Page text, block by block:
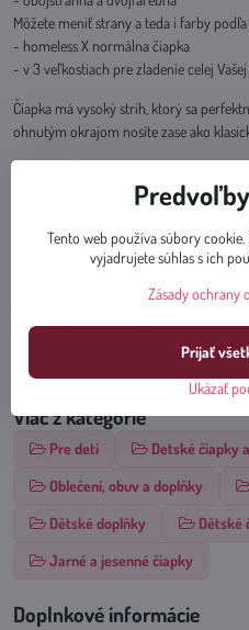
Môžete meniť strany a teda i farby
- homeless X normálna čiapka
- v 3 veľkostiach pre zladenie celej
Čiapka má vysoký strih, ktorý sa
ohnutým okrajom nosíte zase ako
S: šírka 21 cm, výška 21 cm
M: šírka 23 cm, výška 25 cm
L: šírka 25 cm, výška 27 cm
Viac z kategórie
Pre deti
Detské čiapky
Oblečení, obuv a doplňky
Dětské doplňky
Dětské
Jarné a jesenné čiapky
Doplnkové informácie
Tento web používa súbory
vyjadrujete súhlas s ich
Zásady ochrany
Ukázať
Prijať